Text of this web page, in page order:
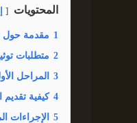
المحتويات
1 مقدمة حول
2 متطلبات
3
المراحل
4 كيفية تقديم
5
الإجراءات